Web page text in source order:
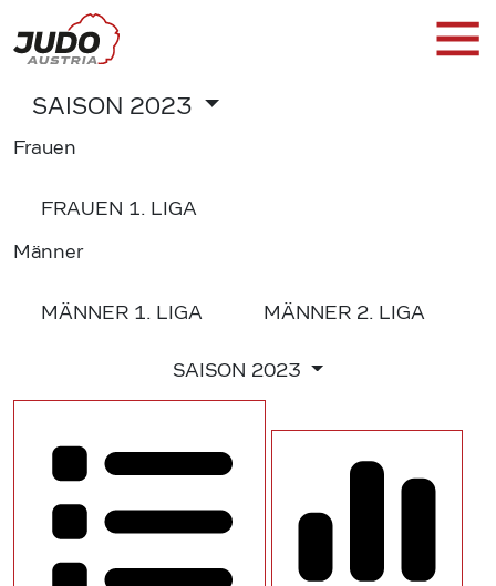
SAISON 2023
Frauen
FRAUEN 1. LIGA
Männer
MÄNNER 1. LIGA MÄNNER 2. LIGA
SAISON 2023